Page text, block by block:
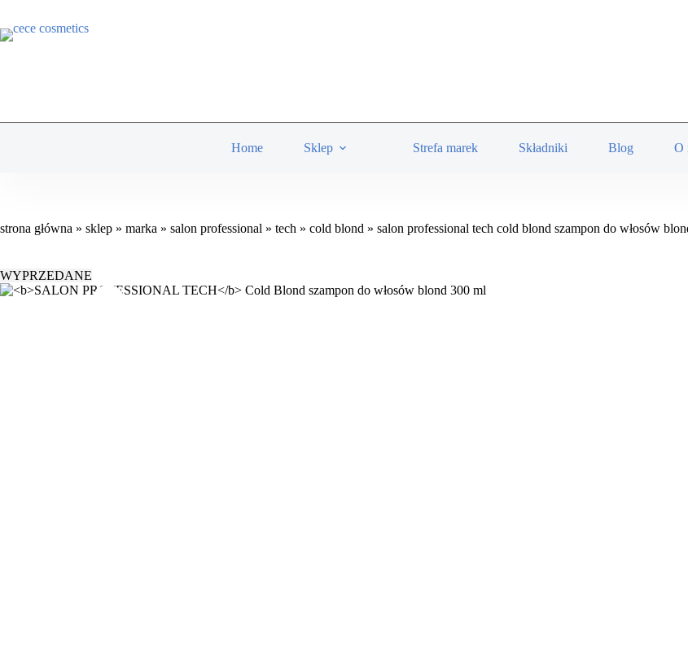
treści
Home Sklep Strefa marek Składniki Blog O
strona główna » sklep » marka » salon professional » tech » cold blond » salon professional tech cold blond szampon do włosów
WYPRZEDANE